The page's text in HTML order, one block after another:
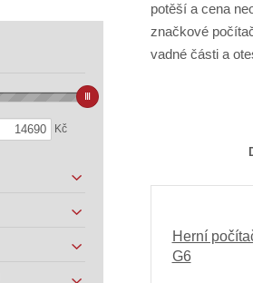
potěší a cena
značkové
vadné části a
Herní
G6
Kč